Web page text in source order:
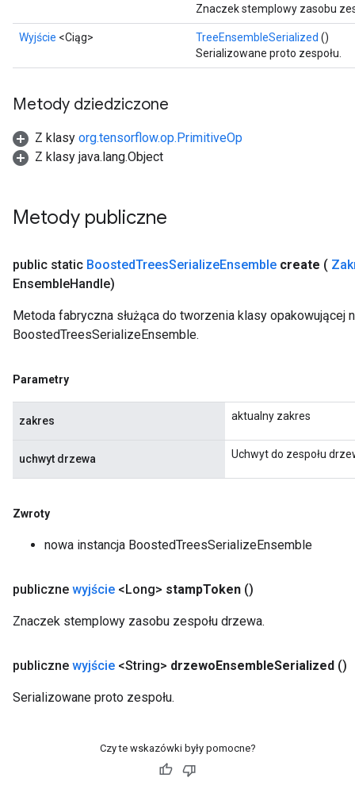
Znaczek stemplowy zasobu
Wyjście <Ciąg> TreeEnsembleSerialized ()
Serializowane proto zespołu.
Metody dziedziczone
Z klasy org.tensorflow.op.PrimitiveOp
Z klasy java.lang.Object
Metody publiczne
public static BoostedTreesSerializeEnsemble create (
EnsembleHandle)
Metoda fabryczna służąca do tworzenia klasy opakowującej
BoostedTreesSerializeEnsemble.
Parametry
zakres aktualny zakres
uchwyt drzewa Uchwyt do zespołu
Zwroty
nowa instancja BoostedTreesSerializeEnsemble
publiczne wyjście <Long> stampToken ()
Znaczek stemplowy zasobu zespołu drzewa.
publiczne wyjście <String> drzewoEnsembleSerialized ()
Serializowane proto zespołu.
Czy te wskazówki były pomocne?